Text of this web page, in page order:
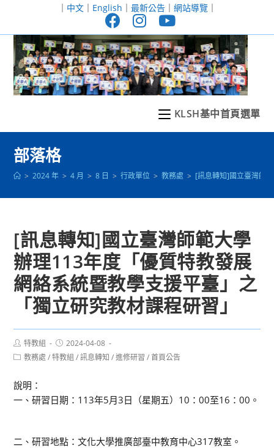
至
｜ 中文｜ English ｜ 最新公告｜ 網站導覽｜
KLSH基中首頁選單
部落格
> 2024 年 > 4 月 > 8 日 > 行政單位 > 教務處 > [訊息轉知]國立臺灣師
[訊息轉知]國立臺灣師範大學
辦理113年度「優質特教發展
網絡系統暨教學支援平臺」之
「獨立研究教材課程研習」
Post
author:
特教組
Post
published:
2024-04-08
Post教務處 / 特教組 / 訊息轉知 / 進修研習 / 首頁公告
說明：
一、研習日期：113年5月3日（星期五）10：00至16：00。
二、研習地點：文化大學推廣部臺中教育中心317教室。